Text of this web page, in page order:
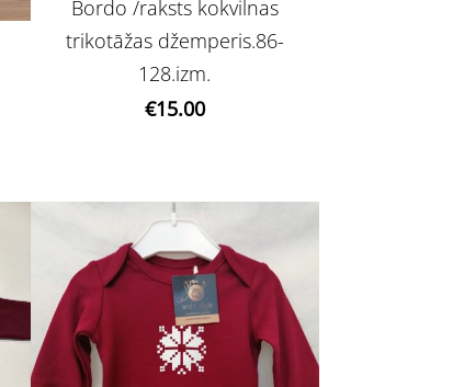
Bordo /raksts kokvilnas
trikotāžas džemperis.86-
128.izm.
€15.00